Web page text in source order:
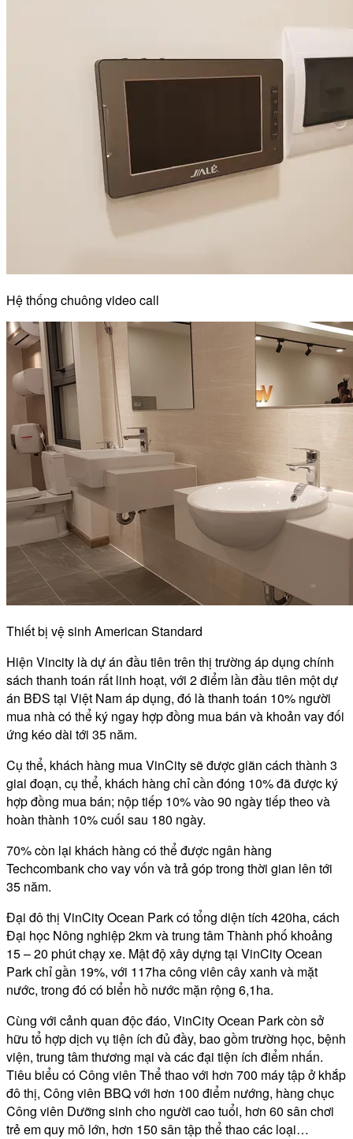
Hệ thống chuông video call
Thiết bị vệ sinh American Standard
Hiện Vincity là dự án đầu tiên trên thị trường áp dụng chính
sách thanh toán rất linh hoạt, với 2 điểm lần đầu tiên một dự
án BĐS tại Việt Nam áp dụng, đó là thanh toán 10% người
mua nhà có thể ký ngay hợp đồng mua bán và khoản vay đối
ứng kéo dài tới 35 năm.
Cụ thể, khách hàng mua VinCity sẽ được giãn cách thành 3
giai đoạn, cụ thể, khách hàng chỉ cần đóng 10% đã được ký
hợp đồng mua bán; nộp tiếp 10% vào 90 ngày tiếp theo và
hoàn thành 10% cuối sau 180 ngày.
70% còn lại khách hàng có thể được ngân hàng
Techcombank cho vay vốn và trả góp trong thời gian lên tới
35 năm.
Đại đô thị VinCity Ocean Park có tổng diện tích 420ha, cách
Đại học Nông nghiệp 2km và trung tâm Thành phố khoảng
15 – 20 phút chạy xe. Mật độ xây dựng tại VinCity Ocean
Park chỉ gần 19%, với 117ha công viên cây xanh và mặt
nước, trong đó có biển hồ nước mặn rộng 6,1ha.
Cùng với cảnh quan độc đáo, VinCity Ocean Park còn sở
hữu tổ hợp dịch vụ tiện ích đủ đầy, bao gồm trường học, bệnh
viện, trung tâm thương mại và các đại tiện ích điểm nhấn.
Tiêu biểu có Công viên Thể thao với hơn 700 máy tập ở khắp
đô thị, Công viên BBQ với hơn 100 điểm nướng, hàng chục
Công viên Dưỡng sinh cho người cao tuổi, hơn 60 sân chơi
trẻ em quy mô lớn, hơn 150 sân tập thể thao các loại…